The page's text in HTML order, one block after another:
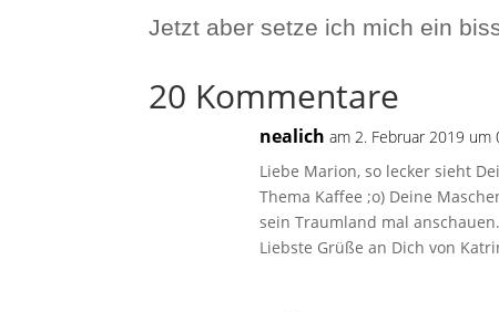
Jetzt aber setze ich mich ein
20 Kommentare
nealich am 2. Februar 2019 um
Liebe Marion, so lecker sieht
Thema Kaffee ;o) Deine
sein Traumland mal
Liebste Grüße an Dich von